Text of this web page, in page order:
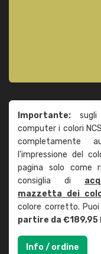
Importante: sugli
computer i colori
completamente
l'impressione del
pagina solo come
consiglia di
mazzetta dei
colore corretto.
partire da €189,95
Info / ordine